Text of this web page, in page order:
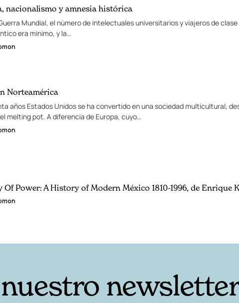
nacionalismo y amnesia histórica
Mundial, el número de intelectuales universitarios y viajeros de
era mínimo, y la…
Norteamérica
años Estados Unidos se ha convertido en una sociedad multicultural,
melting pot. A diferencia de Europa, cuyo…
Power: A History of Modern México 1810-1996, de Enrique